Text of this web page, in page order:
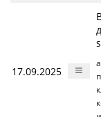
17.09.2025